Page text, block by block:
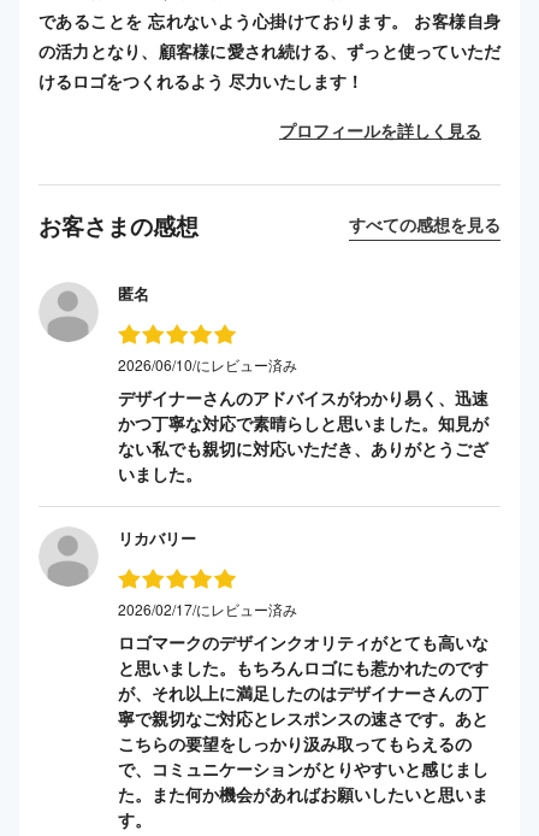
であることを 忘れないよう心掛けております。 お客様自身
の活力となり、顧客様に愛され続ける、ずっと使っていただ
けるロゴをつくれるよう 尽力いたします！
プロフィールを詳しく見る
お客さまの感想 すべての感想を見る
匿名
2026/06/10/にレビュー済み
デザイナーさんのアドバイスがわかり易く、迅速
かつ丁寧な対応で素晴らしと思いました。知見が
ない私でも親切に対応いただき、ありがとうござ
いました。
リカバリー
2026/02/17/にレビュー済み
ロゴマークのデザインクオリティがとても高いな
と思いました。もちろんロゴにも惹かれたのです
が、それ以上に満足したのはデザイナーさんの丁
寧で親切なご対応とレスポンスの速さです。あと
こちらの要望をしっかり汲み取ってもらえるの
で、コミュニケーションがとりやすいと感じまし
た。また何か機会があればお願いしたいと思いま
す。